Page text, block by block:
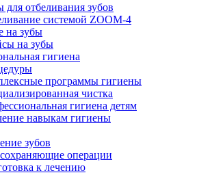
для отбеливания зубов
системой ZOOM-4
на зубы
на зубы
гигиена
программы гигиены
чистка
гигиена детям
навыкам гигиены
зубов
операции
к лечению